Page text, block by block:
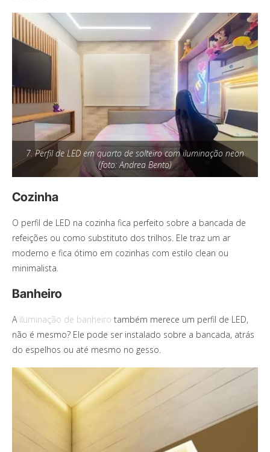
7. Perfil de LED em quarto de solteiro com iluminação neon
(foto: Andrea Bento)
Cozinha
O perfil de LED na cozinha fica perfeito sobre a bancada de
refeições ou como substituto dos trilhos. Ele traz um ar
moderno e fica ótimo em cozinhas com estilo clean ou
minimalista.
Banheiro
A iluminação de banheiro também merece um perfil de LED,
não é mesmo? Ele pode ser instalado sobre a bancada, atrás
do espelhos ou até mesmo no gesso.